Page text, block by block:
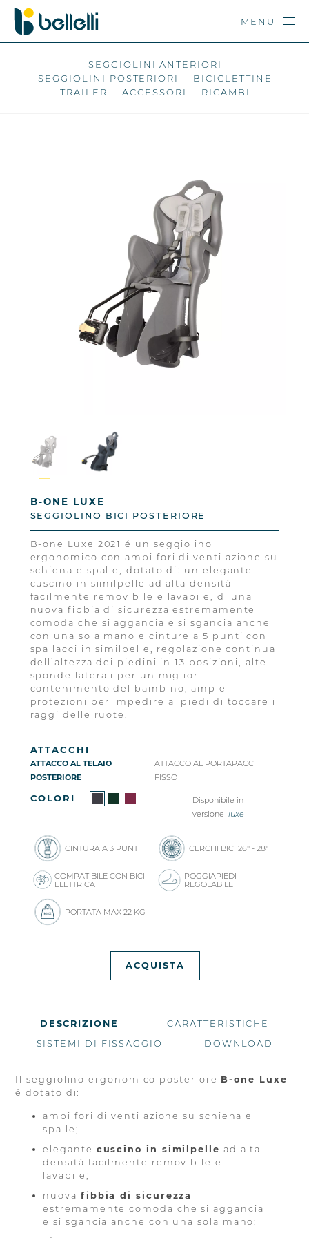
MENU
SEGGIOLINI ANTERIORI
SEGGIOLINI POSTERIORI
BICICLETTINE
TRAILER
ACCESSORI RICAMBI
B-ONE LUXE
SEGGIOLINO BICI POSTERIORE
B-one Luxe 2021 é un seggiolino
ergonomico con ampi fori di ventilazione su
schiena e spalle, dotato di: un elegante
cuscino in similpelle ad alta densità
facilmente removibile e lavabile, di una
nuova fibbia di sicurezza estremamente
comoda che si aggancia e si sgancia anche
con una sola mano e cinture a 5 punti con
spallacci in similpelle, regolazione continua
dell’altezza dei piedini in 13 posizioni, alte
sponde laterali per un miglior
contenimento del bambino, ampie
protezioni per impedire ai piedi di toccare i
raggi delle ruote.
ATTACCHI
ATTACCO AL TELAIO
POSTERIORE
ATTACCO AL PORTAPACCHI
FISSO
COLORI
Disponibile in
versione luxe
CINTURA A 3 PUNTI CERCHI BICI 26'' - 28''
COMPATIBILE CON BICI
ELETTRICA
POGGIAPIEDI
REGOLABILE
PORTATA MAX 22 KG
ACQUISTA
DESCRIZIONE
CARATTERISTICHE
SISTEMI DI FISSAGGIO
DOWNLOAD
Il seggiolino ergonomico posteriore B-one Luxe
é dotato di:
ampi fori di ventilazione su schiena e
spalle;
elegante cuscino in similpelle ad alta
densità facilmente removibile e
lavabile;
nuova fibbia di sicurezza
estremamente comoda che si aggancia
e si sgancia anche con una sola mano;